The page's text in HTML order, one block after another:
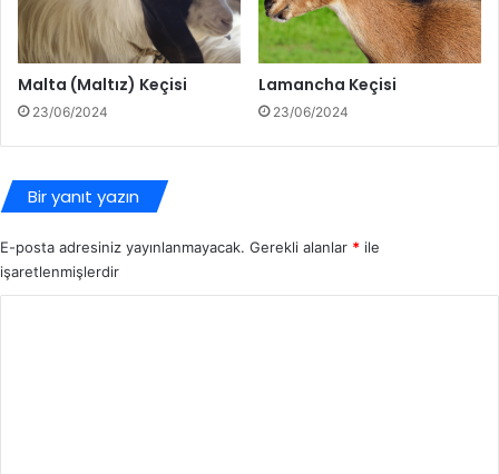
Malta (Maltız) Keçisi
23/06/2024
Lamancha Keçisi
23/06/2024
Bir yanıt yazın
E-posta adresiniz yayınlanmayacak. Gerekli alanlar * ile
işaretlenmişlerdir